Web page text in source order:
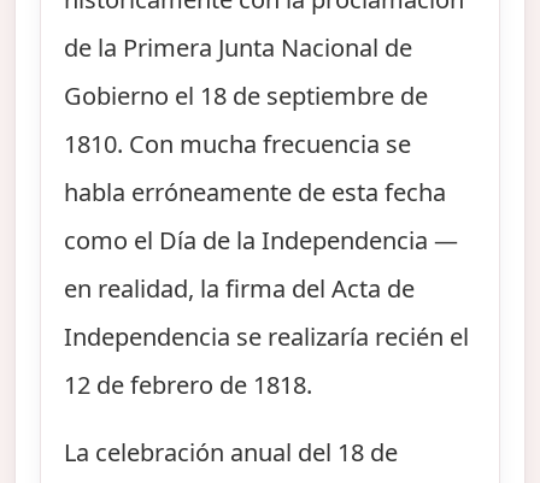
de la Primera Junta Nacional de
Gobierno el 18 de septiembre de
1810. Con mucha frecuencia se
habla erróneamente de esta fecha
como el Día de la Independencia —
en realidad, la firma del Acta de
Independencia se realizaría recién el
12 de febrero de 1818.
La celebración anual del 18 de